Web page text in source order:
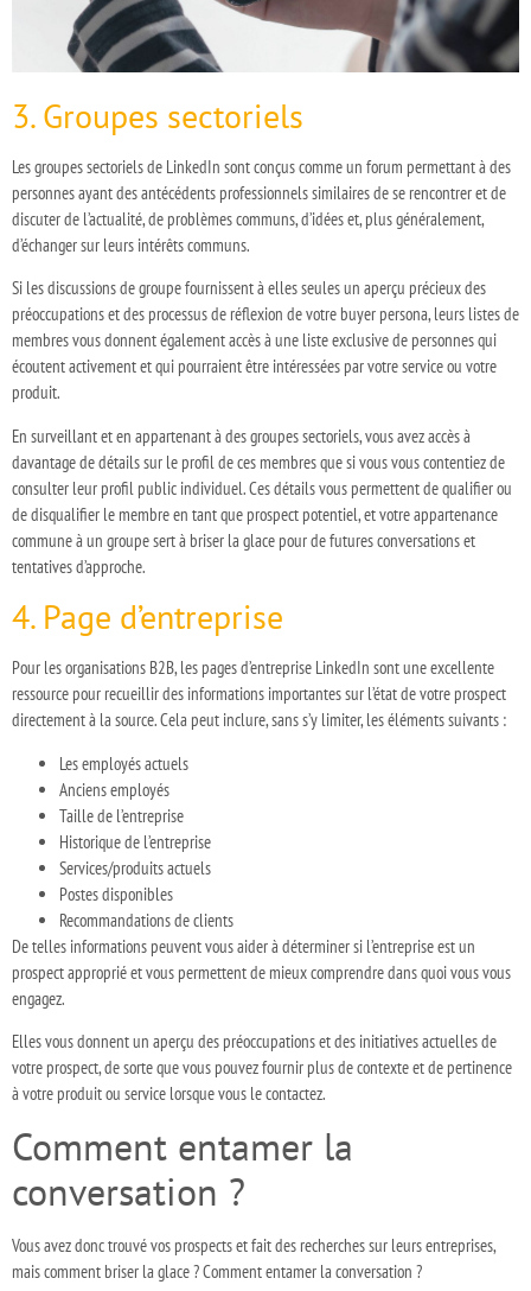
3. Groupes sectoriels
Les groupes sectoriels de LinkedIn sont conçus comme un forum permettant à des
personnes ayant des antécédents professionnels similaires de se rencontrer et de
discuter de l’actualité, de problèmes communs, d’idées et, plus généralement,
d’échanger sur leurs intérêts communs.
Si les discussions de groupe fournissent à elles seules un aperçu précieux des
préoccupations et des processus de réflexion de votre buyer persona, leurs listes de
membres vous donnent également accès à une liste exclusive de personnes qui
écoutent activement et qui pourraient être intéressées par votre service ou votre
produit.
En surveillant et en appartenant à des groupes sectoriels, vous avez accès à
davantage de détails sur le profil de ces membres que si vous vous contentiez de
consulter leur profil public individuel. Ces détails vous permettent de qualifier ou
de disqualifier le membre en tant que prospect potentiel, et votre appartenance
commune à un groupe sert à briser la glace pour de futures conversations et
tentatives d’approche.
4. Page d’entreprise
Pour les organisations B2B, les pages d’entreprise LinkedIn sont une excellente
ressource pour recueillir des informations importantes sur l’état de votre prospect
directement à la source. Cela peut inclure, sans s’y limiter, les éléments suivants :
Les employés actuels
Anciens employés
Taille de l’entreprise
Historique de l’entreprise
Services/produits actuels
Postes disponibles
Recommandations de clients
De telles informations peuvent vous aider à déterminer si l’entreprise est un
prospect approprié et vous permettent de mieux comprendre dans quoi vous vous
engagez.
Elles vous donnent un aperçu des préoccupations et des initiatives actuelles de
votre prospect, de sorte que vous pouvez fournir plus de contexte et de pertinence
à votre produit ou service lorsque vous le contactez.
Comment entamer la
conversation ?
Vous avez donc trouvé vos prospects et fait des recherches sur leurs entreprises,
mais comment briser la glace ? Comment entamer la conversation ?